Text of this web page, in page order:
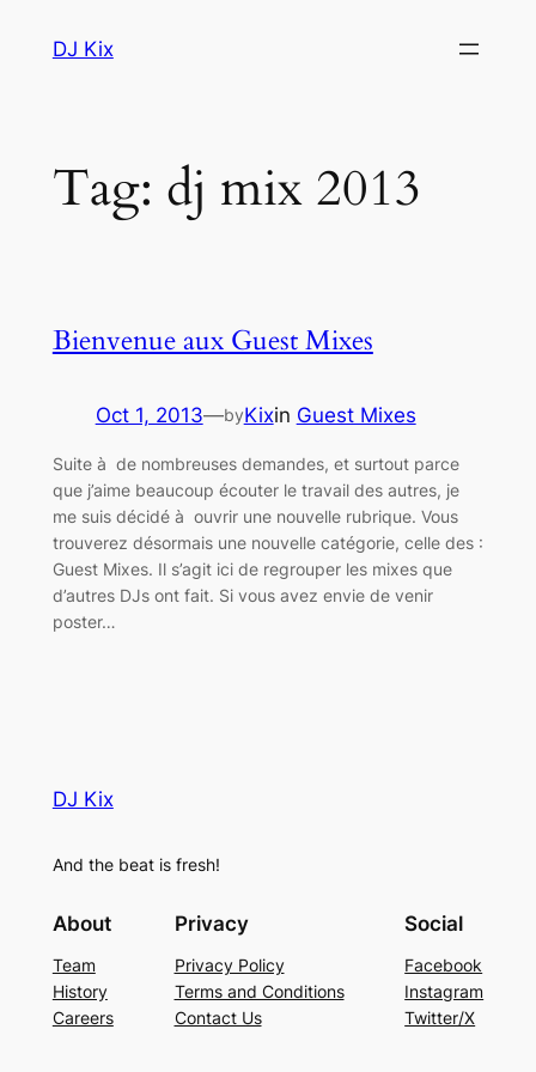
DJ Kix
Tag: dj mix 2013
Bienvenue aux Guest Mixes
Oct 1, 2013—byKixin Guest Mixes
Suite à de nombreuses demandes, et surtout parce
que j’aime beaucoup écouter le travail des autres, je
me suis décidé à ouvrir une nouvelle rubrique. Vous
trouverez désormais une nouvelle catégorie, celle des :
Guest Mixes. Il s’agit ici de regrouper les mixes que
d’autres DJs ont fait. Si vous avez envie de venir
poster…
DJ Kix
And the beat is fresh!
About
Team
History
Careers
Privacy
Privacy Policy
Terms and Conditions
Contact Us
Social
Facebook
Instagram
Twitter/X